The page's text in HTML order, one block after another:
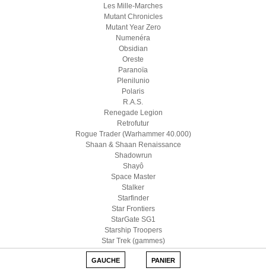
Les Mille-Marches
Mutant Chronicles
Mutant Year Zero
Numenéra
Obsidian
Oreste
Paranoïa
Plenilunio
Polaris
R.A.S.
Renegade Legion
Retrofutur
Rogue Trader (Warhammer 40.000)
Shaan & Shaan Renaissance
Shadowrun
Shayô
Space Master
Stalker
Starfinder
Star Frontiers
StarGate SG1
Starship Troopers
Star Trek (gammes)
Star Wars D6
Star Wars (Edge)
GAUCHE PANIER